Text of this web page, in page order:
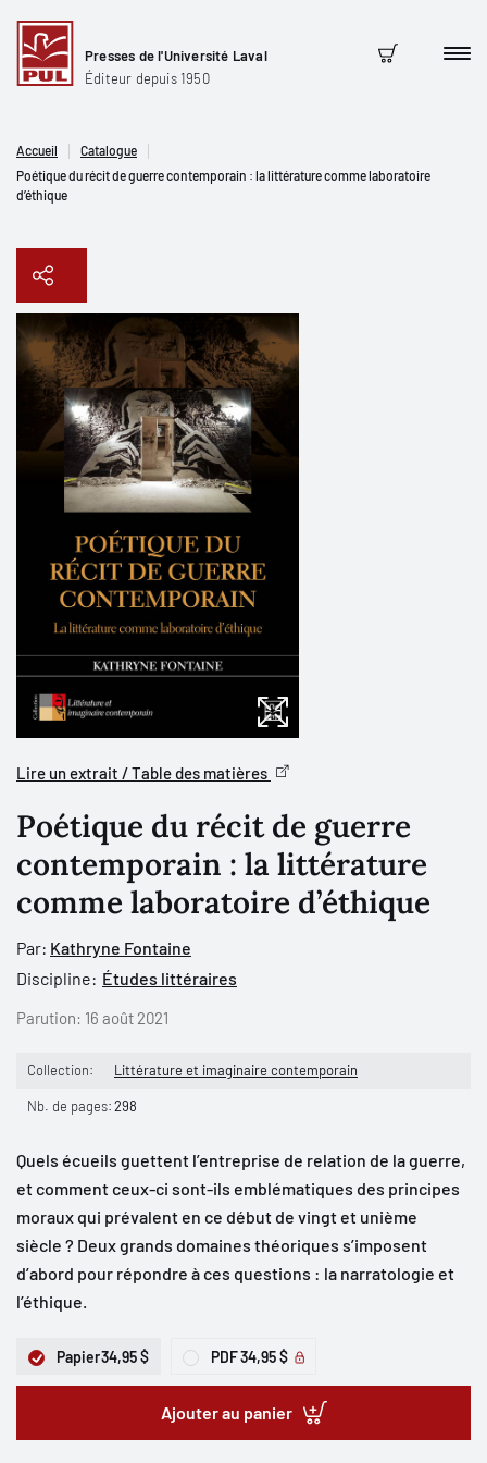
Presses de l'Université Laval
Éditeur depuis 1950
Panier
Accueil
Catalogue
Poétique du récit de guerre contemporain : la littérature comme laboratoire
d’éthique
Copier le lien
Lire un extrait / Table des matières
Poétique du récit de guerre
contemporain : la littérature
comme laboratoire d’éthique
Par: Kathryne Fontaine
Discipline: Études littéraires
Parution: 16 août 2021
Collection: Littérature et imaginaire contemporain
Nb. de pages:298
Quels écueils guettent l’entreprise de relation de la guerre,
et comment ceux-ci sont-ils emblématiques des principes
moraux qui prévalent en ce début de vingt et unième
siècle ? Deux grands domaines théoriques s’imposent
d’abord pour répondre à ces questions : la narratologie et
l’éthique.
Papier34,95 $ PDF34,95 $
Ajouter au panier